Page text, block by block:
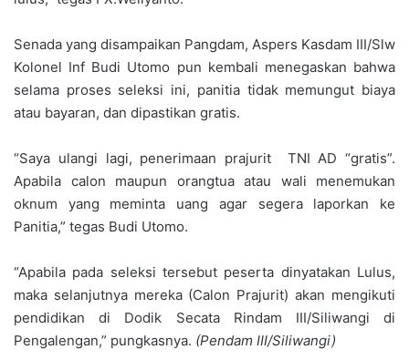
Senada yang disampaikan Pangdam, Aspers Kasdam III/Slw
Kolonel Inf Budi Utomo pun kembali menegaskan bahwa
selama proses seleksi ini, panitia tidak memungut biaya
atau bayaran, dan dipastikan gratis.
“Saya ulangi lagi, penerimaan prajurit TNI AD “gratis”.
Apabila calon maupun orangtua atau wali menemukan
oknum yang meminta uang agar segera laporkan ke
Panitia,” tegas Budi Utomo.
“Apabila pada seleksi tersebut peserta dinyatakan Lulus,
maka selanjutnya mereka (Calon Prajurit) akan mengikuti
pendidikan di Dodik Secata Rindam III/Siliwangi di
Pengalengan,” pungkasnya. (Pendam III/Siliwangi)